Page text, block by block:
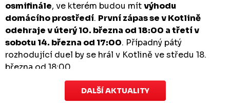
osmifinále, ve kterém budou mítvýhodu
domácího prostředí. První zápas se v Kotlině
odehraje v úterý 10. března od 18:00 a třetí v
sobotu 14. března od 17:00. Případný pátý
rozhodující duel by se hrál v Kotlině ve středu 18.
března od 18:00.
Zápas dorostu je odložen
DALŠÍ AKTUALITY